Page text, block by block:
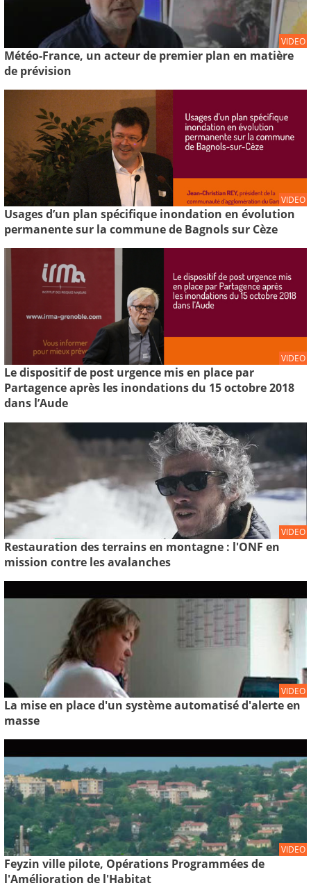
VIDEO
Météo-France, un acteur de premier plan en matière
de prévision
VIDEO
Usages d’un plan spécifique inondation en évolution
permanente sur la commune de Bagnols sur Cèze
VIDEO
Le dispositif de post urgence mis en place par
Partagence après les inondations du 15 octobre 2018
dans l’Aude
VIDEO
Restauration des terrains en montagne : l'ONF en
mission contre les avalanches
VIDEO
La mise en place d'un système automatisé d'alerte en
masse
VIDEO
Feyzin ville pilote, Opérations Programmées de
l'Amélioration de l'Habitat